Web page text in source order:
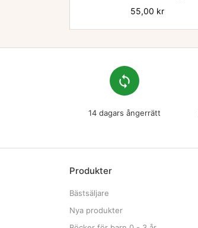
Pris
55,00 kr
loop
14 dagars ångerrätt
Produkter
Bästsäljare
Nya produkter